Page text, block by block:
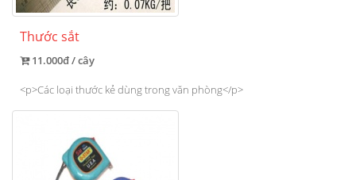
Thước sắt
11.000đ / cây
<p>Các loại thước kẻ dùng trong văn phòng</p>